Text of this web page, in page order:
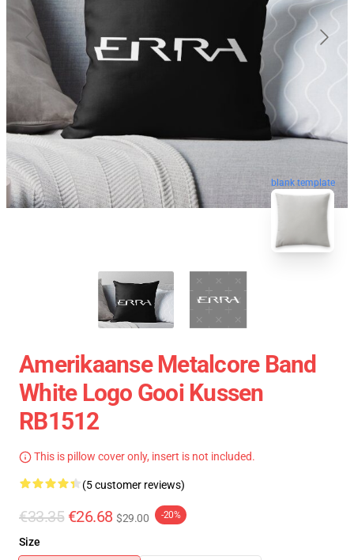
blank template
Amerikaanse Metalcore Band
White Logo Gooi Kussen
RB1512
This is pillow cover only, insert is not included.
(5 customer reviews)
€33.35 €26.68 $29.00 -20%
Size